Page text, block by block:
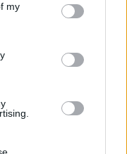
my
, n'hésitez pas
partenaire
également les
des prochains
soient diffusés